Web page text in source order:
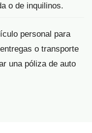
o de inquilinos.
personal para
o transporte
una póliza de auto